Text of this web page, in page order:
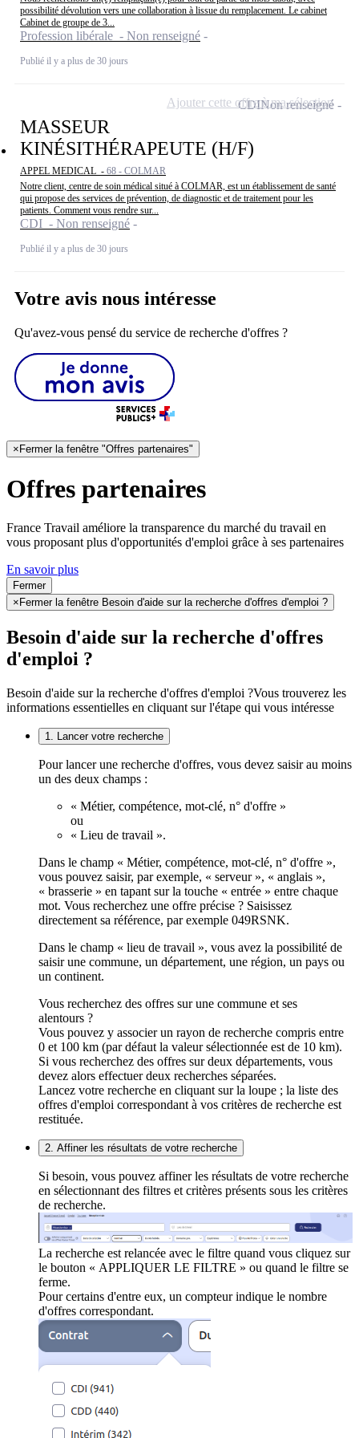
possibilité dévolution vers une collaboration à lissue du remplacement. Le cabinet
Cabinet de groupe de 3...
Profession libérale - Non renseigné
Publié il y a plus de 30 jours
MASSEUR
KINÉSITHÉRAPEUTE (H/F)
APPEL MEDICAL - 68 - COLMAR
Notre client, centre de soin médical situé à COLMAR, est un établissement de santé
qui propose des services de prévention, de diagnostic et de traitement pour les
patients. Comment vous rendre sur...
CDI - Non renseigné
Publié il y a plus de 30 jours
CDINon renseigné
Ajouter cette offre à ma sélection
Votre avis nous intéresse
Qu'avez-vous pensé du service de recherche d'offres ?
×Fermer la fenêtre "Offres partenaires"
Offres partenaires
France Travail améliore la transparence du marché du travail en
vous proposant plus d'opportunités d'emploi grâce à ses partenaires
En savoir plus
Fermer
× Fermer la fenêtre Besoin d'aide sur la recherche d'offres d'emploi ?
Besoin d'aide sur la recherche d'offres
d'emploi ?
Besoin d'aide sur la recherche d'offres d'emploi ?Vous trouverez les
informations essentielles en cliquant sur l'étape qui vous intéresse
1. Lancer votre recherche
Pour lancer une recherche d'offres, vous devez saisir au moins
un des deux champs :
« Métier, compétence, mot-clé, n° d'offre »
ou
« Lieu de travail ».
Dans le champ « Métier, compétence, mot-clé, n° d'offre »,
vous pouvez saisir, par exemple, « serveur », « anglais »,
« brasserie » en tapant sur la touche « entrée » entre chaque
mot. Vous recherchez une offre précise ? Saisissez
directement sa référence, par exemple 049RSNK.
Dans le champ « lieu de travail », vous avez la possibilité de
saisir une commune, un département, une région, un pays ou
un continent.
Vous recherchez des offres sur une commune et ses
alentours ?
Vous pouvez y associer un rayon de recherche compris entre
0 et 100 km (par défaut la valeur sélectionnée est de 10 km).
Si vous recherchez des offres sur deux départements, vous
devez alors effectuer deux recherches séparées.
Lancez votre recherche en cliquant sur la loupe ; la liste des
offres d'emploi correspondant à vos critères de recherche est
restituée.
2. Affiner les résultats de votre recherche
Si besoin, vous pouvez affiner les résultats de votre recherche
en sélectionnant des filtres et critères présents sous les critères
de recherche.
La recherche est relancée avec le filtre quand vous cliquez sur
le bouton « APPLIQUER LE FILTRE » ou quand le filtre se
ferme.
Pour certains d'entre eux, un compteur indique le nombre
d'offres correspondant.